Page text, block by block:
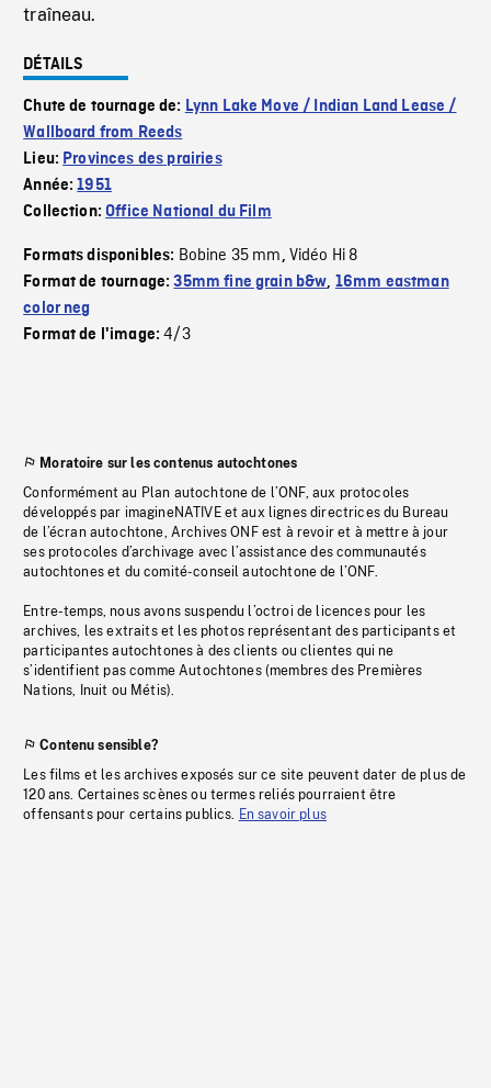
traîneau.
DÉTAILS
Chute de tournage de: Lynn Lake Move / Indian Land Lease /
Wallboard from Reeds
Lieu: Provinces des prairies
Année:1951
Collection:Office National du Film
Formats disponibles: Bobine 35 mm, Vidéo Hi 8
Format de tournage:35mm fine grain b&w, 16mm eastman
color neg
Format de l'image:4/3
Moratoire sur les contenus autochtones
Conformément au Plan autochtone de l’ONF, aux protocoles
développés par imagineNATIVE et aux lignes directrices du Bureau
de l’écran autochtone, Archives ONF est à revoir et à mettre à jour
ses protocoles d’archivage avec l’assistance des communautés
autochtones et du comité-conseil autochtone de l’ONF.
Entre-temps, nous avons suspendu l’octroi de licences pour les
archives, les extraits et les photos représentant des participants et
participantes autochtones à des clients ou clientes qui ne
s’identifient pas comme Autochtones (membres des Premières
Nations, Inuit ou Métis).
Contenu sensible?
Les films et les archives exposés sur ce site peuvent dater de plus de
120 ans. Certaines scènes ou termes reliés pourraient être
offensants pour certains publics. En savoir plus